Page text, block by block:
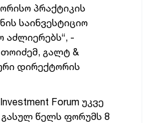
პრაქტიკის
საინვესტიციო
აძლიერებს“, -
გალტ &
დირექტორის
Forum უკვე
წელს ფორუმს 8